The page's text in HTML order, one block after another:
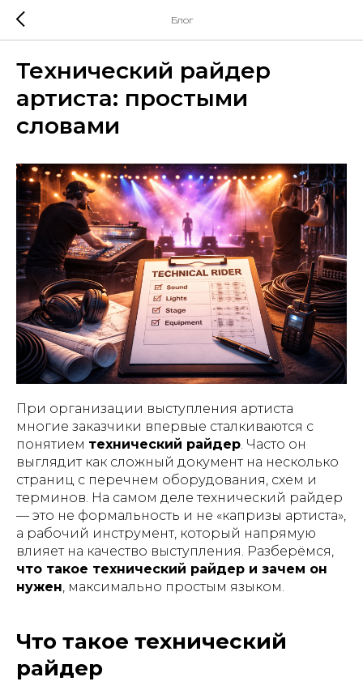
Блог
Технический райдер
артиста: простыми
словами
При организации выступления артиста
многие заказчики впервые сталкиваются с
понятием технический райдер. Часто он
выглядит как сложный документ на несколько
страниц с перечнем оборудования, схем и
терминов. На самом деле технический райдер
— это не формальность и не «капризы артиста»,
а рабочий инструмент, который напрямую
влияет на качество выступления. Разберёмся,
что такое технический райдер и зачем он
нужен, максимально простым языком.
Что такое технический
райдер